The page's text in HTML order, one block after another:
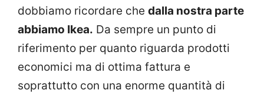
dobbiamo ricordare che dalla nostra parte
abbiamo Ikea. Da sempre un punto di
riferimento per quanto riguarda prodotti
economici ma di ottima fattura e
soprattutto con una enorme quantità di